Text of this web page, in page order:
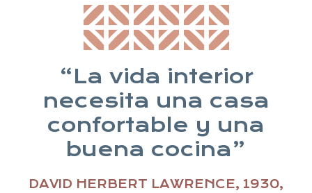
“La vida interior
necesita una casa
confortable y una
buena cocina”
DAVID HERBERT LAWRENCE, 1930,